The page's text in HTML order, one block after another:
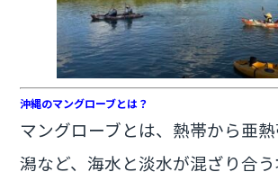
沖縄のマングローブとは？
マングローブとは、熱帯から亜
潟など、海水と淡水が混ざり合